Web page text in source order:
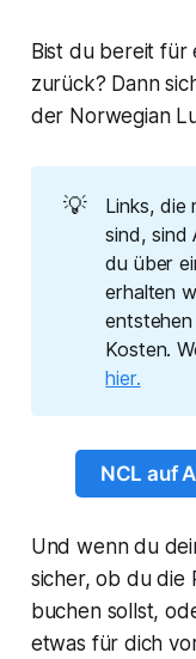
Bist du bereit für
zurück? Dann
der Norwegian
💡
Links, die
sind, sind
du über
erhalten
Kosten.
hier.
NCL auf
Und wenn du
sicher, ob du die
buchen sollst,
etwas für dich